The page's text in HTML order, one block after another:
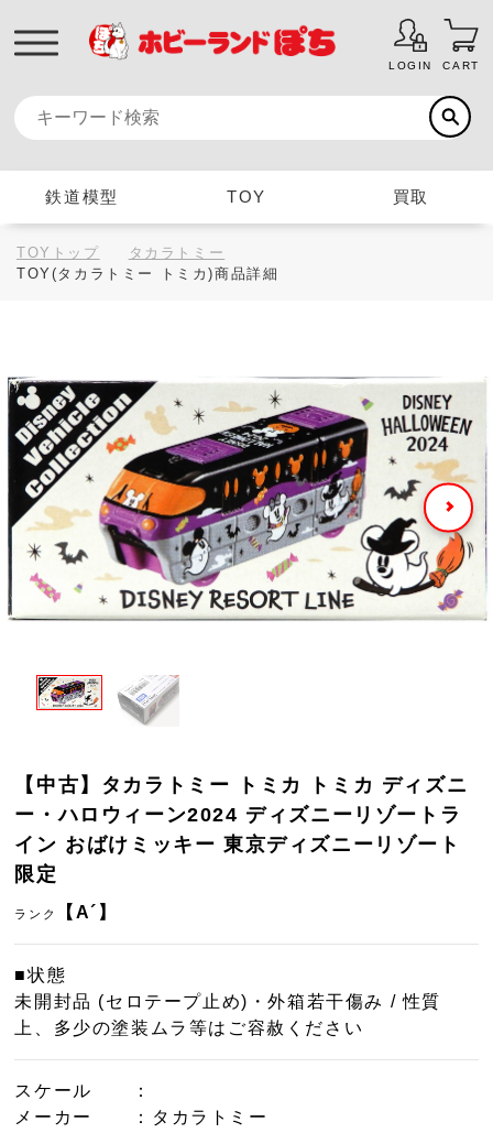
LOGIN CART
鉄道模型 TOY 買取
TOYトップ
タカラトミー
TOY(タカラトミー トミカ)商品詳細
【中古】タカラトミー トミカ トミカ ディズニ
ー・ハロウィーン2024 ディズニーリゾートラ
イン おばけミッキー 東京ディズニーリゾート
限定
ランク 【A´】
■状態
未開封品 (セロテープ止め)・外箱若干傷み / 性質
上、多少の塗装ムラ等はご容赦ください
スケール
：
メーカー
：タカラトミー